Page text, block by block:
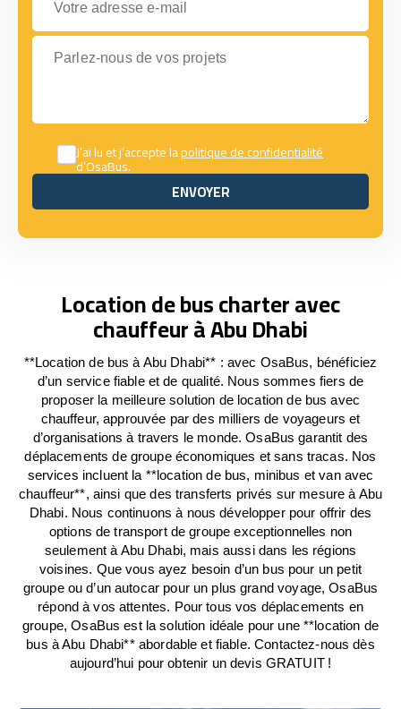
Parlez-nous de vos projets
J’ai lu et j’accepte lapolitique de confidentialité
d’OsaBus.
ENVOYER
ENVOYER
Location de bus charter avec
chauffeur à Abu Dhabi
**Location de bus à Abu Dhabi** : avec OsaBus, bénéficiez
d’un service fiable et de qualité. Nous sommes fiers de
proposer la meilleure solution de location de bus avec
chauffeur, approuvée par des milliers de voyageurs et
d’organisations à travers le monde. OsaBus garantit des
déplacements de groupe économiques et sans tracas. Nos
services incluent la **location de bus, minibus et van avec
chauffeur**, ainsi que des transferts privés sur mesure à Abu
Dhabi. Nous continuons à nous développer pour offrir des
options de transport de groupe exceptionnelles non
seulement à Abu Dhabi, mais aussi dans les régions
voisines. Que vous ayez besoin d’un bus pour un petit
groupe ou d’un autocar pour un plus grand voyage, OsaBus
répond à vos attentes. Pour tous vos déplacements en
groupe, OsaBus est la solution idéale pour une **location de
bus à Abu Dhabi** abordable et fiable. Contactez-nous dès
aujourd’hui pour obtenir un devis GRATUIT !